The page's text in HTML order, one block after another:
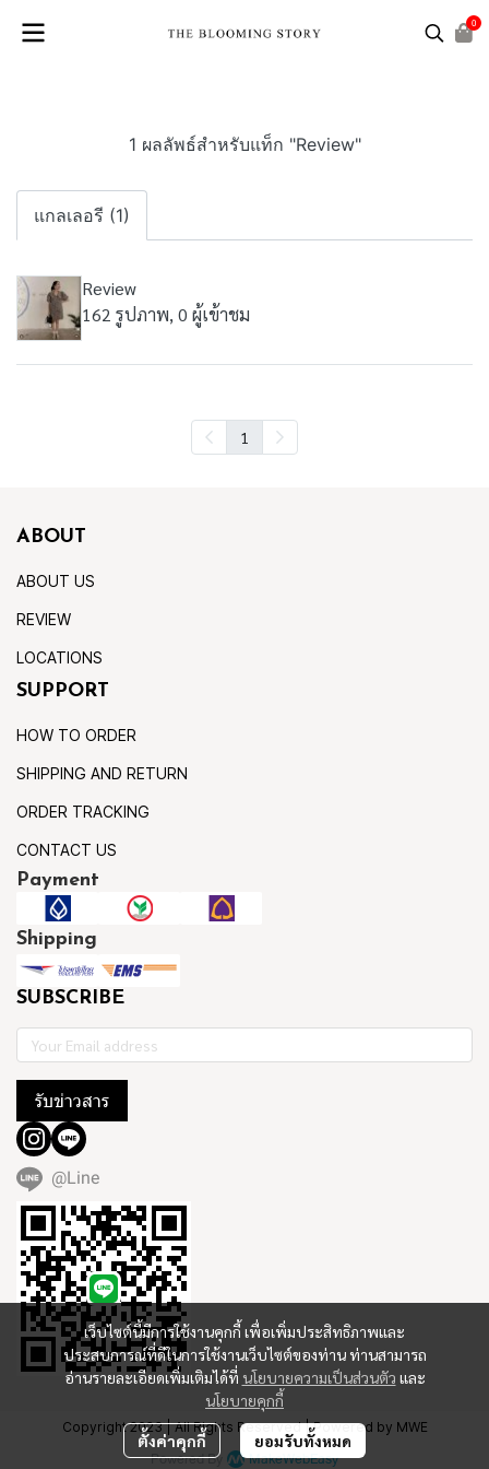
0
1 ผลลัพธ์สำหรับแท็ก "Review"
แกลเลอรี (1)
Review
162 รูปภาพ, 0 ผู้เข้าชม
1
เว็บไซต์นี้มีการใช้งานคุกกี้ เพื่อเพิ่มประสิทธิภาพและ
ประสบการณ์ที่ดีในการใช้งานเว็บไซต์ของท่าน ท่านสามารถ
อ่านรายละเอียดเพิ่มเติมได้ที่ นโยบายความเป็นส่วนตัว และ
นโยบายคุกกี้
ตั้งค่าคุกกี้ ยอมรับทั้งหมด
ABOUT
ABOUT US
REVIEW
LOCATIONS
SUPPORT
HOW TO ORDER
SHIPPING AND RETURN
ORDER TRACKING
CONTACT US
Payment
Shipping
SUBSCRIBE
รับข่าวสาร
@Line
Copyright 2023 | All Rights Reserved | Powered by MWE
Powered By MakeWebEasy